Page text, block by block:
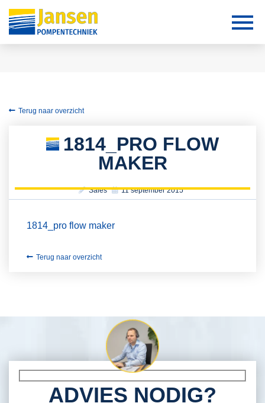
Terug naar overzicht
1814_PRO FLOW
MAKER
Sales 11 september 2015
1814_pro flow maker
Terug naar overzicht
ADVIES NODIG?